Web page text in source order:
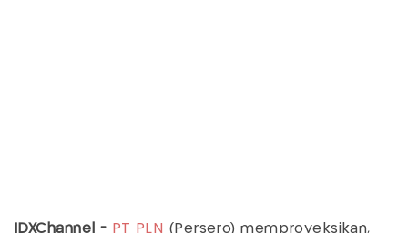
IDXChannel - PT PLN (Persero) memproyeksikan,